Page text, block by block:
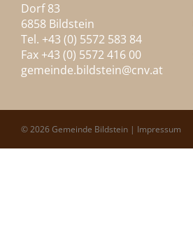
Dorf 83
6858 Bildstein
Tel. +43 (0) 5572 583 84
Fax +43 (0) 5572 416 00
gemeinde.bildstein@cnv.at
© 2026 Gemeinde Bildstein | Impressum